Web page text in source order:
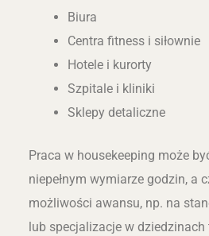
Biura
Centra fitness i siłownie
Hotele i kurorty
Szpitale i kliniki
Sklepy detaliczne
Praca w housekeeping może
niepełnym wymiarze godzin, a
możliwości awansu, np. na
lub specjalizacje w